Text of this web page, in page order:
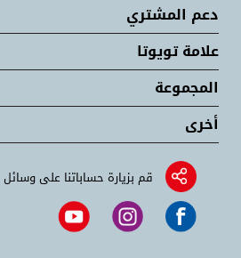
دعم المشتري
علامة تويوتا
المجموعة
أخرى
قم بزيارة حساباتنا على